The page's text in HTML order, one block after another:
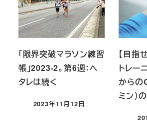
「限界突破マラソン練習
帳」2023-2。第6週：ヘ
タレは続く
投稿日
2023年11月12日
【目指
トレー
からの
ミン）
投